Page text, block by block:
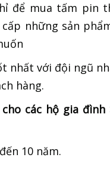
để mua tấm pin
cấp những sản
nhất với đội ngũ
hàng.
các hộ gia đình
10 năm.